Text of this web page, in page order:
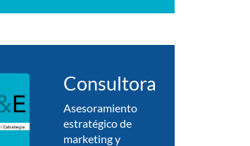
Consultora
Asesoramiento
estratégico de
marketing y